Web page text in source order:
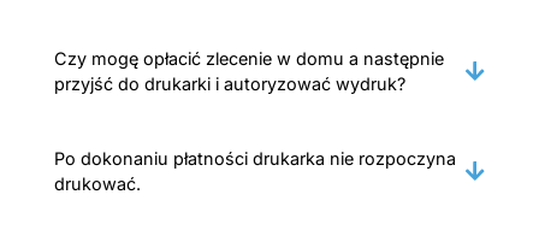
Czy mogę opłacić zlecenie w domu a następnie
przyjść do drukarki i autoryzować wydruk?
Po dokonaniu płatności drukarka nie rozpoczyna
drukować.